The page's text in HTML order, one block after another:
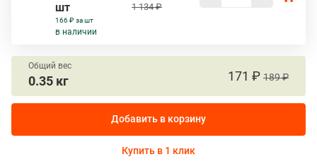
шт
166 ₽ за шт
в наличии
1 134 ₽
Общий вес
0.35 кг 171 ₽ 189 ₽
Добавить в корзину
Купить в 1 клик